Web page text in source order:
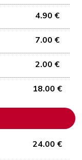
4.90 €
7.00 €
2.00 €
18.00 €
24.00 €